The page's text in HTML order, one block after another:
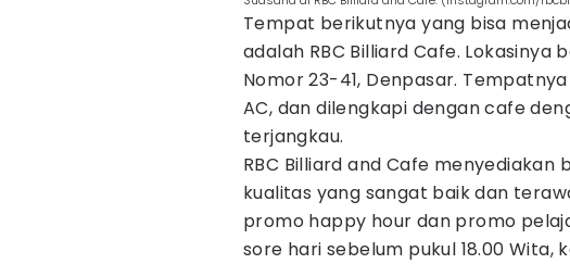
Tempat berikutnya yang bisa
adalah RBC Billiard Cafe. Lokasinya
Nomor 23-41, Denpasar.
AC, dan dilengkapi dengan cafe
terjangkau.
RBC Billiard and Cafe
kualitas yang sangat baik dan
promo happy hour dan promo
sore hari sebelum pukul 18.00